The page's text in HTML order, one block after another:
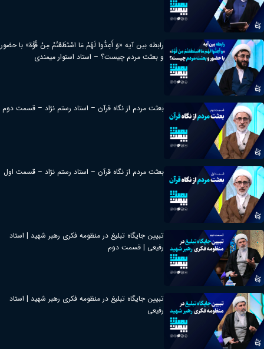
رابطه بین آیه «وَ أَعِدُّوا لَهُمْ مَا اسْتَطَعْتُمْ مِنْ قُوَّة» با حضور
و بعثت مردم چیست؟ – استاد استوار میمندی
بعثت مردم از نگاه قرآن – استاد رستم نژاد – قسمت دوم
بعثت مردم از نگاه قرآن – استاد رستم نژاد – قسمت اول
تبیین جایگاه تبلیغ در منظومه فکری رهبر شهید | استاد
رفیعی | قسمت دوم
تبیین جایگاه تبلیغ در منظومه فکری رهبر شهید | استاد
رفیعی